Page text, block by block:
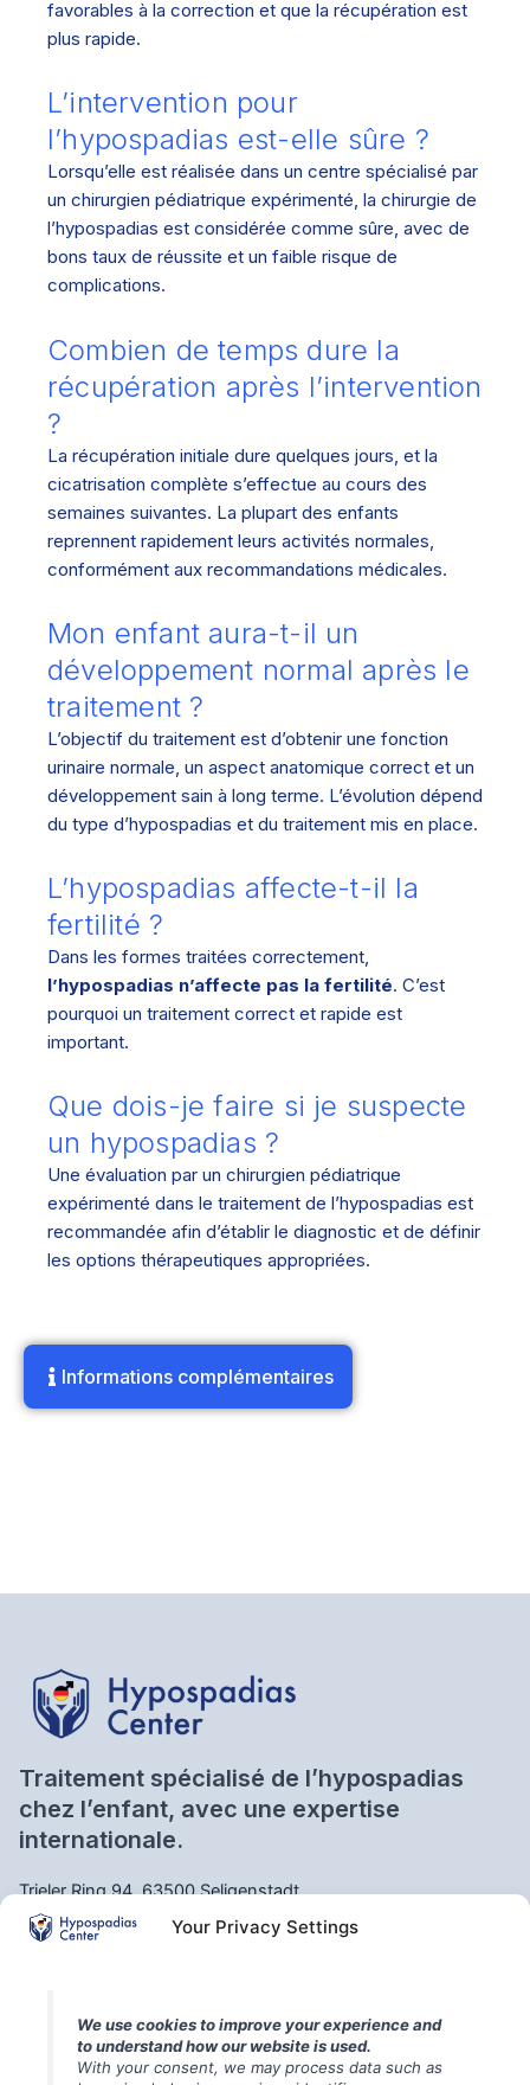
Your Privacy Settings
We use cookies to improve your experience and
to understand how our website is used.
With your consent, we may process data such as
favorables à la correction et que la récupération est
plus rapide.
L’intervention pour
l’hypospadias est-elle sûre ?
Lorsqu’elle est réalisée dans un centre spécialisé par
un chirurgien pédiatrique expérimenté, la chirurgie de
l’hypospadias est considérée comme sûre, avec de
bons taux de réussite et un faible risque de
complications.
Combien de temps dure la
récupération après l’intervention
?
La récupération initiale dure quelques jours, et la
cicatrisation complète s’effectue au cours des
semaines suivantes. La plupart des enfants
reprennent rapidement leurs activités normales,
conformément aux recommandations médicales.
Mon enfant aura-t-il un
développement normal après le
traitement ?
L’objectif du traitement est d’obtenir une fonction
urinaire normale, un aspect anatomique correct et un
développement sain à long terme. L’évolution dépend
du type d’hypospadias et du traitement mis en place.
L’hypospadias affecte-t-il la
fertilité ?
Dans les formes traitées correctement,
l’hypospadias n’affecte pas la fertilité. C’est
pourquoi un traitement correct et rapide est
important.
Que dois-je faire si je suspecte
un hypospadias ?
Une évaluation par un chirurgien pédiatrique
expérimenté dans le traitement de l’hypospadias est
recommandée afin d’établir le diagnostic et de définir
les options thérapeutiques appropriées.
Informations complémentaires
Traitement spécialisé de l’hypospadias
chez l’enfant, avec une expertise
internationale.
Trieler Ring 94, 63500 Seligenstadt
Questions fréquentes – Diagnostic, évaluation et
informations générales